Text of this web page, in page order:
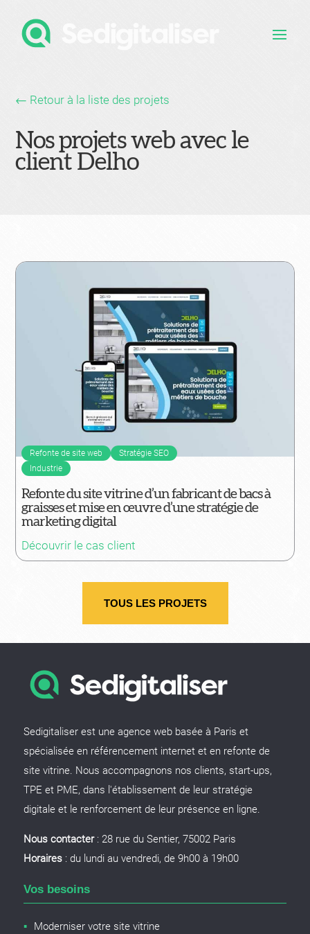
← Retour à la liste des projets
Nos projets web avec le
client Delho
Refonte de site web
Stratégie SEO
Industrie
Refonte du site vitrine d’un fabricant de bacs à
graisses et mise en œuvre d’une stratégie de
marketing digital
Découvrir le cas client
TOUS LES PROJETS
Sedigitaliser est une agence web basée à Paris et
spécialisée en référencement internet et en refonte de
site vitrine. Nous accompagnons nos clients, start-ups,
TPE et PME, dans l'établissement de leur stratégie
digitale et le renforcement de leur présence en ligne.
Nous contacter: 28 rue du Sentier, 75002 Paris
Horaires : du lundi au vendredi, de 9h00 à 19h00
Vos besoins
Moderniser votre site vitrine